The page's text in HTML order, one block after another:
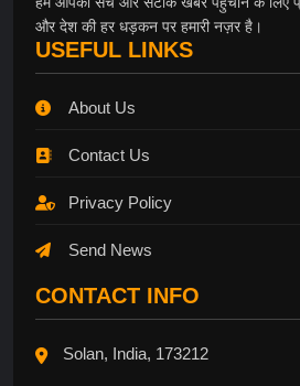
और देश की हर धड़कन पर हमारी नज़र है।
USEFUL LINKS
About Us
Contact Us
Privacy Policy
Send News
CONTACT INFO
Solan, India, 173212